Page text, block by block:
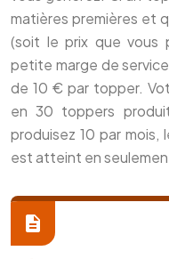
matières premières et
(soit le prix que vous
petite marge de
de 10 € par topper.
en 30 toppers
produisez 10 par mois,
est atteint en